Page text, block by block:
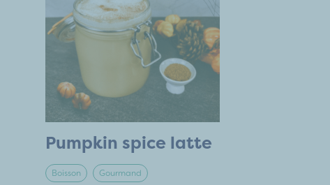
Pumpkin spice latte
Boisson Gourmand